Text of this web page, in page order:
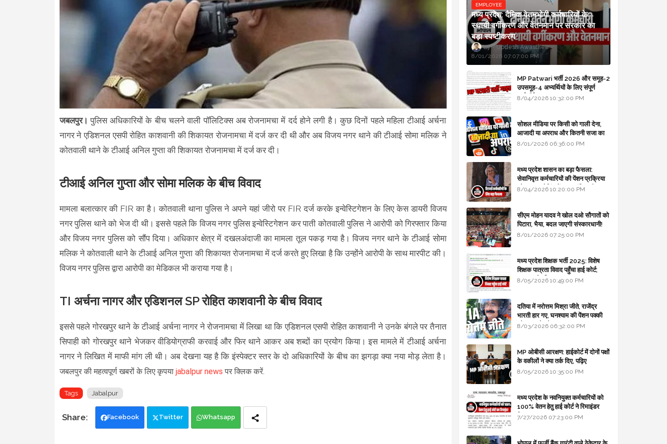
जबलपुर। पुलिस अधिकारियों के बीच चलने वाली पॉलिटिक्स अब रोजनामचा में दर्द होने लगी है। कुछ दिनों पहले महिला टीआई अर्चना
नागर ने एडिशनल एसपी रोहित काशवानी की शिकायत रोजनामचा में दर्ज कर दी थी और अब विजय नगर थाने की टीआई सोमा मलिक ने
कोतवाली थाने के टीआई अनिल गुप्ता की शिकायत रोजनामचा में दर्ज कर दी।
टीआई अनिल गुप्ता और सोमा मलिक के बीच विवाद
मामला बलात्कार की FIR का है। कोतवाली थाना पुलिस ने अपने यहां जीरो पर FIR दर्ज करके इन्वेस्टिगेशन के लिए केस डायरी विजय
नगर पुलिस थाने को भेज दी थी। इससे पहले कि विजय नगर पुलिस इन्वेस्टिगेशन कर पाती कोतवाली पुलिस ने आरोपी को गिरफ्तार किया
और विजय नगर पुलिस को सौंप दिया। अधिकार क्षेत्र में दखलअंदाजी का मामला तूल पकड़ गया है। विजय नगर थाने के टीआई सोमा
मलिक ने कोतवाली थाने के टीआई अनिल गुप्ता की शिकायत रोजनामचा में दर्ज करते हुए लिखा है कि उन्होंने आरोपी के साथ मारपीट की।
विजय नगर पुलिस द्वारा आरोपी का मेडिकल भी कराया गया है।
TI अर्चना नागर और एडिशनल SP रोहित काशवानी के बीच विवाद
इससे पहले गोरखपुर थाने के टीआई अर्चना नागर ने रोजनामचा में लिखा था कि एडिशनल एसपी रोहित काशवानी ने उनके बंगले पर तैनात
सिपाही को गोरखपुर थाने भेजकर वीडियोग्राफी करवाई और फिर थाने आकर अब शब्दों का प्रयोग किया। इस मामले में टीआई अर्चना
नागर ने लिखित में माफी मांग ली थी। अब देखना यह है कि इंस्पेक्टर स्तर के दो अधिकारियों के बीच का झगड़ा क्या नया मोड़ लेता है।
जबलपुर की महत्वपूर्ण खबरों के लिए कृपया jabalpur news पर क्लिक करें.
Tags Jabalpur
Facebook Twitter Whatsapp
EMPLOYEE
मध्य प्रदेश: दैनिक वेतनभोगी कर्मचारियों के
स्थायी वर्गीकरण और वेतनमान पर सरकार का
बड़ा स्पष्टीकरण
Updesh Awasthee
8/01/2026 07:07:00 PM
MP Patwari भर्ती 2026 और समूह-2
उपसमूह-4 अभ्यर्थियों के लिए संपूर्ण
मार्गदर्शिका
8/04/2026 10:32:00 PM
सोशल मीडिया पर किसी को गाली देना,
आजादी या अपराध और कितनी सजा का
प्रावधान - free legal advice
8/01/2026 06:36:00 PM
मध्य प्रदेश शासन का बड़ा फैसला:
सेवानिवृत्त कर्मचारियों की पेंशन प्रक्रिया
और बजट कोडिंग में हुए क्रांतिकारी
8/04/2026 10:20:00 PM
सीएम मोहन यादव ने खोल दओ सौगातों को
पिटारा, भैया, बदल जाएगी संस्कारधानी!
8/01/2026 07:25:00 PM
मध्य प्रदेश शिक्षक भर्ती 2025: विशेष
शिक्षक पात्रता विवाद पहुँचा हाई कोर्ट;
सरकार से माँगा जवाब
8/05/2026 10:49:00 PM
दतिया में नरोत्तम मिश्रा जीते, राजेंद्र
भारती हार गए, घनश्याम की पेंशन पक्की
और आशुतोष बैक टू...
8/03/2026 06:32:00 PM
MP ओबीसी आरक्षण: हाईकोर्ट में दोनों पक्षों
के वकीलों ने क्या तर्क दिए, पढ़िए
8/05/2026 10:35:00 PM
मध्य प्रदेश के नवनियुक्त कर्मचारियों को
100% वेतन हेतु हाई कोर्ट ने रिमाइंडर
लिखा
7/27/2026 07:23:00 PM